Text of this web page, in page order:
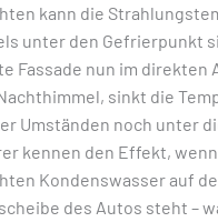
kann die
unter den Gefrierpunkt
Fassade nun im direkten
sinkt die
Umständen noch unter
kennen den Effekt,
Kondenswasser auf
des Autos steht –